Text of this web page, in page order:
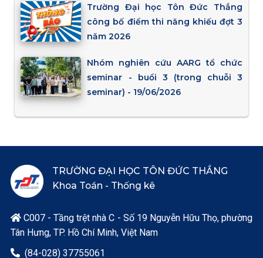
Trường Đại học Tôn Đức Thắng
công bố điểm thi năng khiếu đợt 3
năm 2026
Nhóm nghiên cứu AARG tổ chức
seminar - buổi 3 (trong chuỗi 3
seminar) - 19/06/2026
TRƯỜNG ĐẠI HỌC TÔN ĐỨC THẮNG
Khoa Toán - Thống kê
C007 - Tầng trệt nhà C - Số 19 Nguyễn Hữu Thọ, phường
Tân Hưng, TP. Hồ Chí Minh, Việt Nam
 (84-028) 37755061